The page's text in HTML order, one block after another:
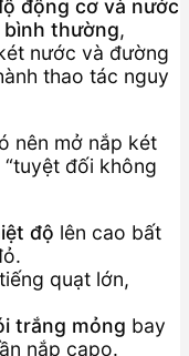
động cơ và nước
bình thường,
nước và đường
thao tác nguy
nên mở nắp két
đối không
độ lên cao bất
quạt lớn,
trắng mỏng bay
nắp capo.